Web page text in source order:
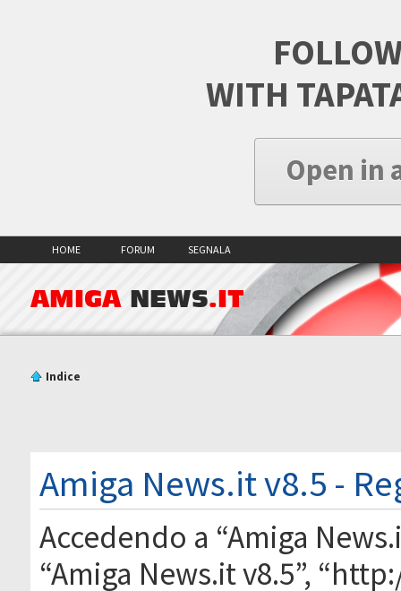
WITH
Open in
HOME FORUM SEGNALA
AMIGA NEWS.IT
Indice
Amiga News.it v8.5 -
Accedendo a “Amiga
“Amiga News.it v8.5”,